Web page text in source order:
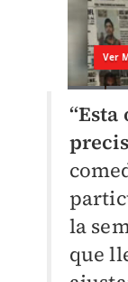
la
que